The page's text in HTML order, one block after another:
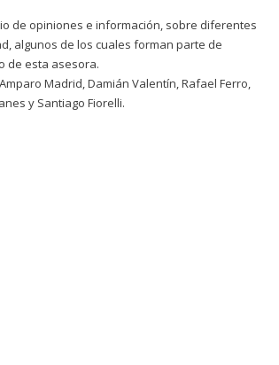
de opiniones e información, sobre diferentes
algunos de los cuales forman parte de
de esta asesora.
Madrid, Damián Valentín, Rafael Ferro,
y Santiago Fiorelli.